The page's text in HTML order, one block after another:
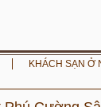
KHÁCH SẠN Ở